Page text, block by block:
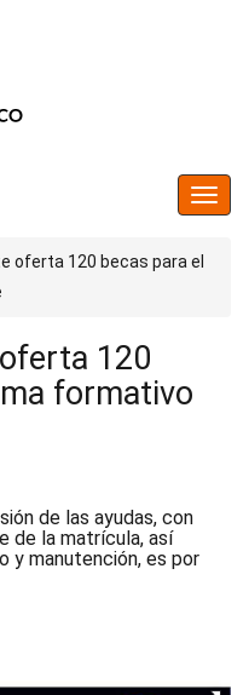
oferta 120 becas para el
120
formativo
de las ayudas, con
de la matrícula, así
y manutención, es por